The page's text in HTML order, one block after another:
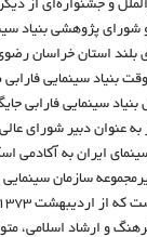
و جشنواره‌ای از
پژوهشی بنیاد
بلند استان خراسان
وقت بنیاد سینمایی
بنیاد سینمایی فارابی
عنوان دبیر شورای
ایران به آکادمی
سازمان
و ارشاد اسلامی،